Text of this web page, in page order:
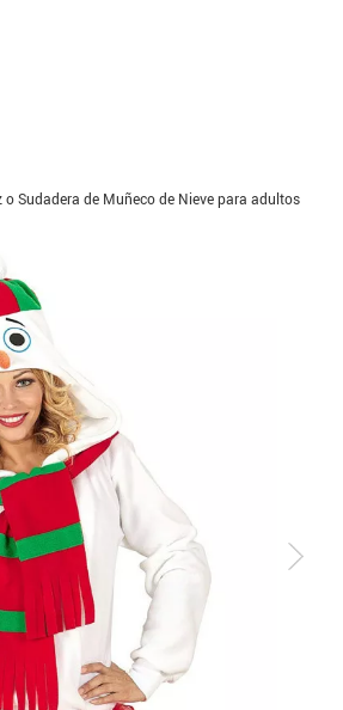
o Sudadera de Muñeco de Nieve para adultos